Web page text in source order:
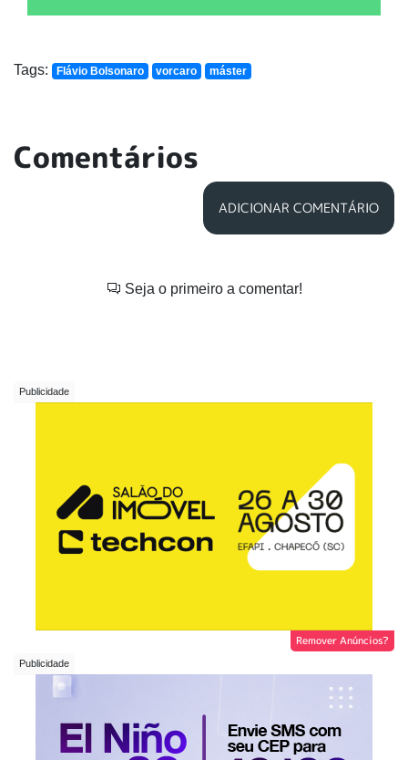
Tags: Flávio Bolsonaro vorcaro máster
Comentários
ADICIONAR COMENTÁRIO
Seja o primeiro a comentar!
Remover Anúncios?